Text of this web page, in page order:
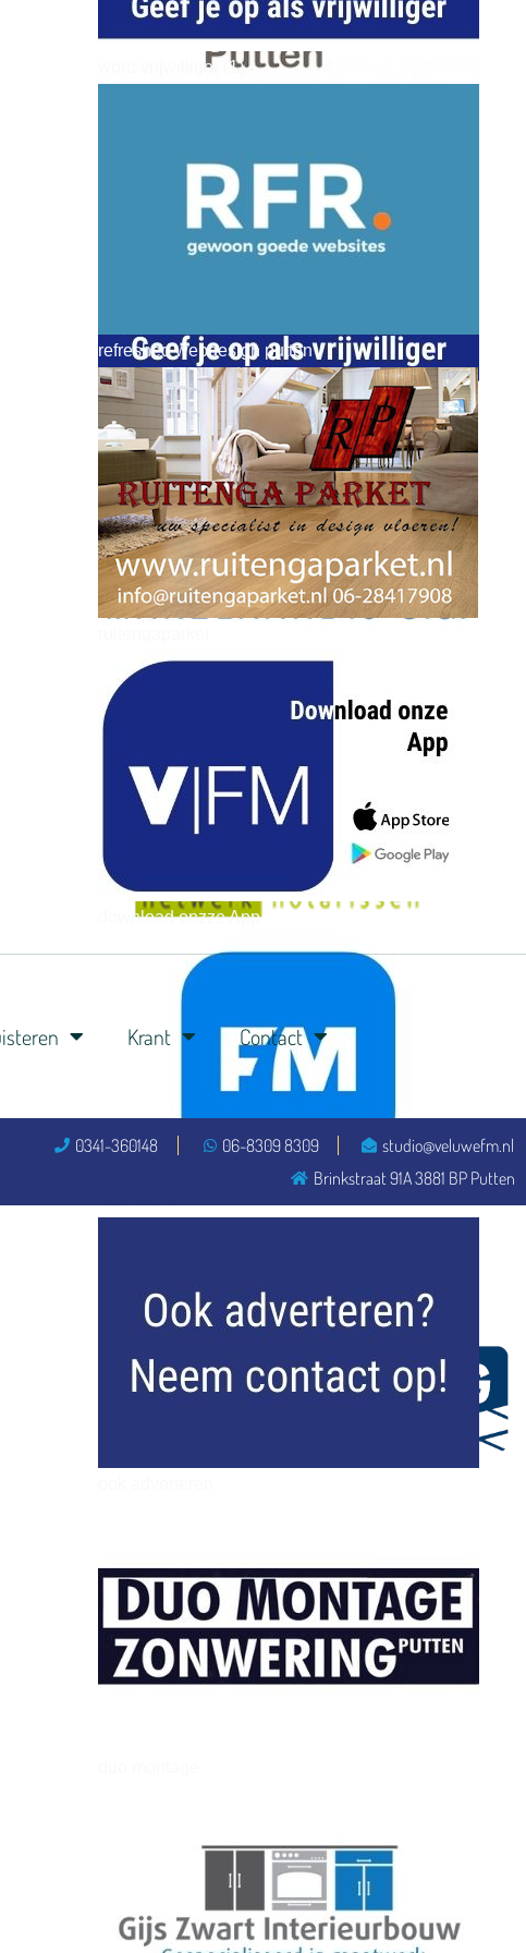
word vrijwilliger (1)
zielman
delangekortland
henkvandeberg
word vrijwilliger (1)
refreshed webdesign putten
download onzze App
Krant Contact
0341-360148 06-8309 8309
studio@veluwefm.nl
Brinkstraat 91A 3881 BP Putten